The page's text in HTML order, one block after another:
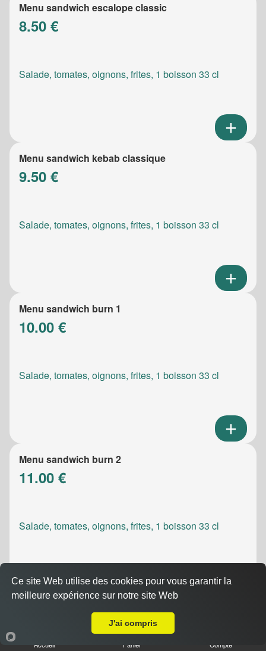
Menu sandwich escalope classic
8.50 €
Salade, tomates, oignons, frites, 1 boisson 33 cl
Menu sandwich kebab classique
9.50 €
Salade, tomates, oignons, frites, 1 boisson 33 cl
Menu sandwich burn 1
10.00 €
Salade, tomates, oignons, frites, 1 boisson 33 cl
Menu sandwich burn 2
11.00 €
Salade, tomates, oignons, frites, 1 boisson 33 cl
Menu sandwich meatic
Accueil Panier Compte
Ce site Web utilise des cookies pour vous garantir la
meilleure expérience sur notre site Web
J'ai compris